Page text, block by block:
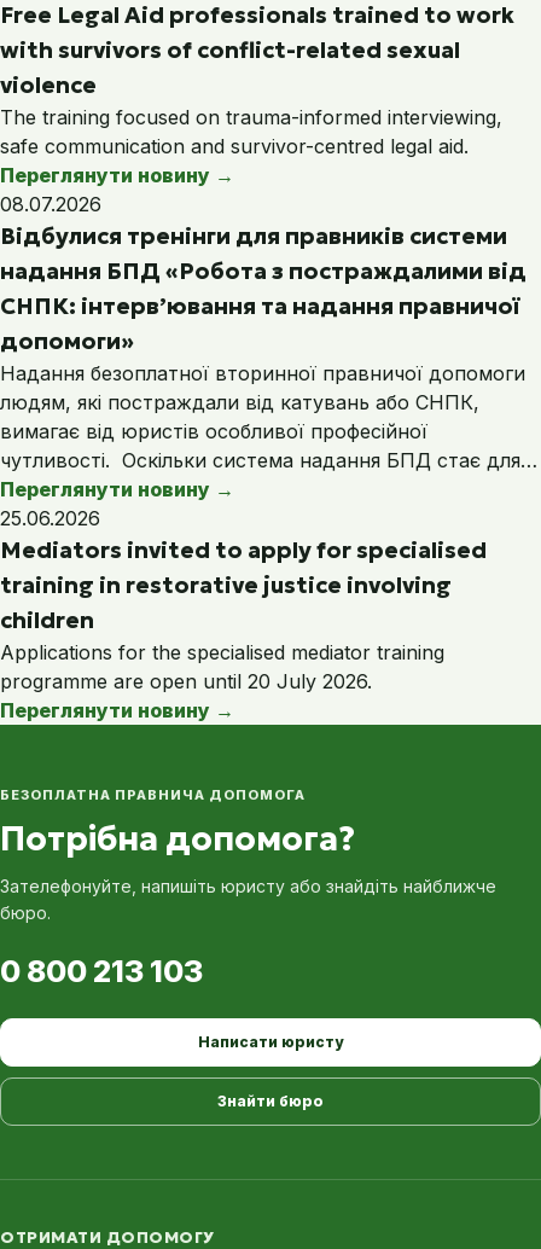
Free Legal Aid professionals trained to work
with survivors of conflict-related sexual
violence
The training focused on trauma-informed interviewing,
safe communication and survivor-centred legal aid.
Переглянути новину →
08.07.2026
Відбулися тренінги для правників системи
надання БПД «Робота з постраждалими від
СНПК: інтерв’ювання та надання правничої
допомоги»
Надання безоплатної вторинної правничої допомоги
людям, які постраждали від катувань або СНПК,
вимагає від юристів особливої професійної
чутливості. Оскільки система надання БПД стає для…
Переглянути новину →
25.06.2026
Mediators invited to apply for specialised
training in restorative justice involving
children
Applications for the specialised mediator training
programme are open until 20 July 2026.
Переглянути новину →
БЕЗОПЛАТНА ПРАВНИЧА ДОПОМОГА
Потрібна допомога?
Зателефонуйте, напишіть юристу або знайдіть найближче
бюро.
0 800 213 103
Написати юристу
Знайти бюро
ОТРИМАТИ ДОПОМОГУ